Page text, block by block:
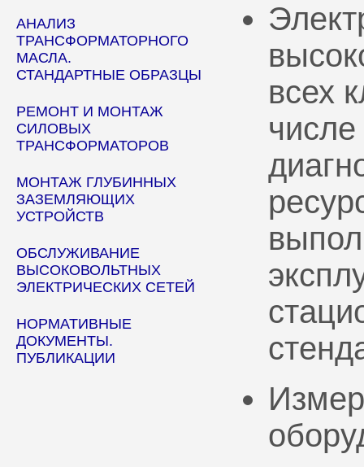
АНАЛИЗ
ТРАНСФОРМАТОРНОГО
МАСЛА.
СТАНДАРТНЫЕ ОБРАЗЦЫ
РЕМОНТ И МОНТАЖ
СИЛОВЫХ
ТРАНСФОРМАТОРОВ
МОНТАЖ ГЛУБИННЫХ
ЗАЗЕМЛЯЮЩИХ
УСТРОЙСТВ
ОБСЛУЖИВАНИЕ
ВЫСОКОВОЛЬТНЫХ
ЭЛЕКТРИЧЕСКИХ СЕТЕЙ
НОРМАТИВНЫЕ
ДОКУМЕНТЫ.
ПУБЛИКАЦИИ
всех